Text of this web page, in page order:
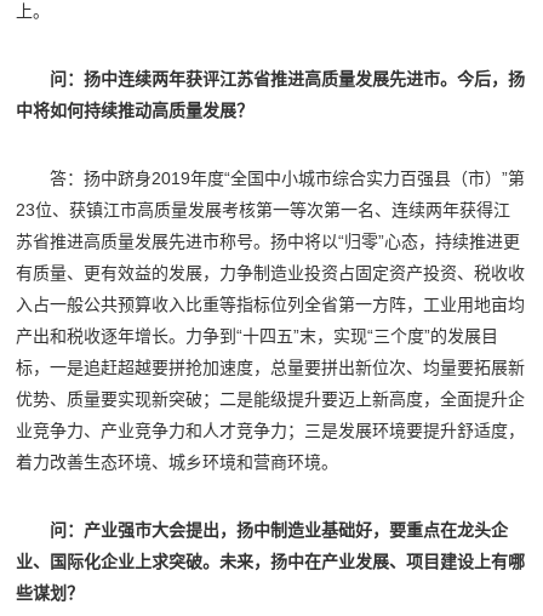
上。
问：扬中连续两年获评江苏省推进高质量发展先进市。今后，扬
中将如何持续推动高质量发展？
答：扬中跻身2019年度“全国中小城市综合实力百强县（市）”第
23位、获镇江市高质量发展考核第一等次第一名、连续两年获得江
苏省推进高质量发展先进市称号。扬中将以“归零”心态，持续推进更
有质量、更有效益的发展，力争制造业投资占固定资产投资、税收收
入占一般公共预算收入比重等指标位列全省第一方阵，工业用地亩均
产出和税收逐年增长。力争到“十四五”末，实现“三个度”的发展目
标，一是追赶超越要拼抢加速度，总量要拼出新位次、均量要拓展新
优势、质量要实现新突破；二是能级提升要迈上新高度，全面提升企
业竞争力、产业竞争力和人才竞争力；三是发展环境要提升舒适度，
着力改善生态环境、城乡环境和营商环境。
问：产业强市大会提出，扬中制造业基础好，要重点在龙头企
业、国际化企业上求突破。未来，扬中在产业发展、项目建设上有哪
些谋划？